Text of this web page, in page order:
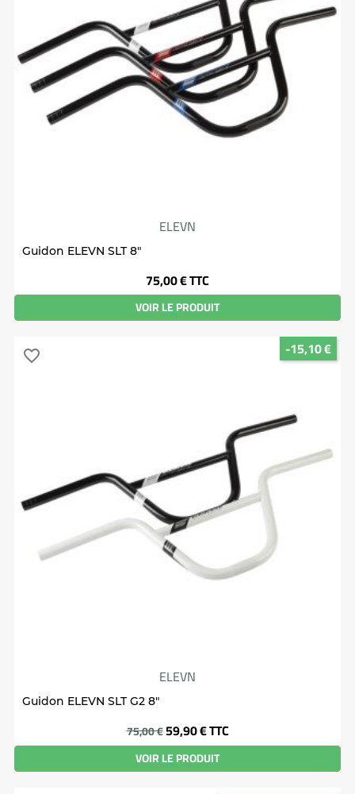
ELEVN
Guidon ELEVN SLT 8"
Prix
75,00 €TTC
VOIR LE PRODUIT
ELEVN
Guidon ELEVN SLT G2 8"
75,00 €Prix
59,90 €TTC
VOIR LE PRODUIT
-15,10 €
favorite_border